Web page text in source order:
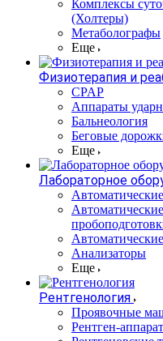
Комплексы
(Холтеры)
Метаболографы
Еще
Физиотерапия и
CPAP
Аппараты
Бальнеология
Беговые
Еще
Лабораторное
Анализаторы
Еще
Рентгенология
Проявочные
Рентген-